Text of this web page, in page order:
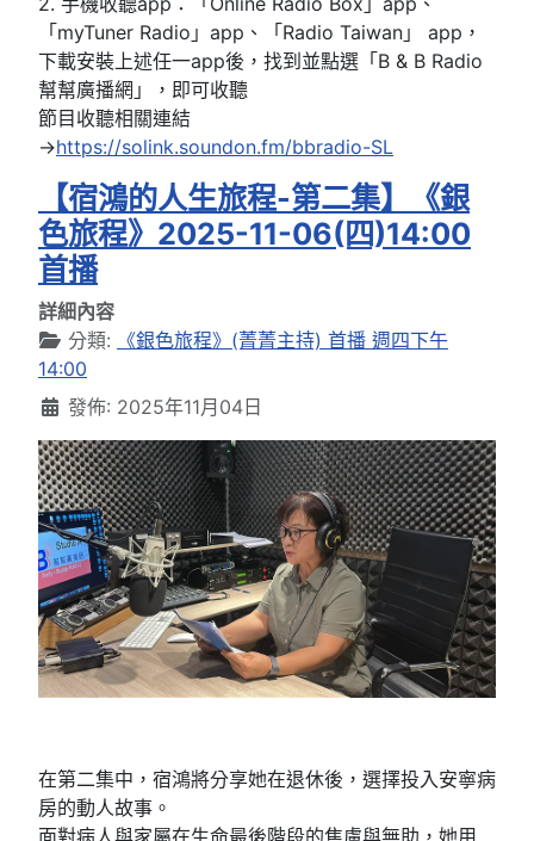
「myTuner Radio」app、「Radio Taiwan」 app，
下載安裝上述任一app後，找到並點選「B & B Radio
幫幫廣播網」，即可收聽
節目收聽相關連結
→https://solink.soundon.fm/bbradio-SL
【宿鴻的人生旅程-第二集】《銀
色旅程》2025-11-06(四)14:00
首播
詳細內容
分類:
《銀色旅程》(菁菁主持) 首播 週四下午
14:00
發佈: 2025年11月04日
在第二集中，宿鴻將分享她在退休後，選擇投入安寧病
房的動人故事。